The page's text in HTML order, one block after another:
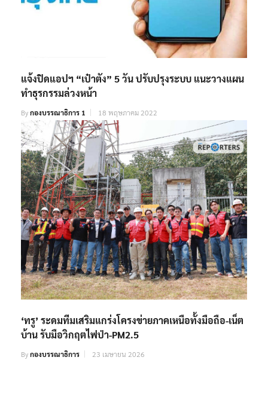
แจ้งปิดแอปฯ “เป๋าตัง” 5 วัน ปรับปรุงระบบ แนะวางแผน
ทำธุรกรรมล่วงหน้า
Byกองบรรณาธิการ 1 18 พฤษภาคม 2022
‘ทรู’ ระดมทีมเสริมแกร่งโครงข่ายภาคเหนือทั้งมือถือ-เน็ต
บ้าน รับมือวิกฤตไฟป่า-PM2.5
Byกองบรรณาธิการ 23 เมษายน 2026